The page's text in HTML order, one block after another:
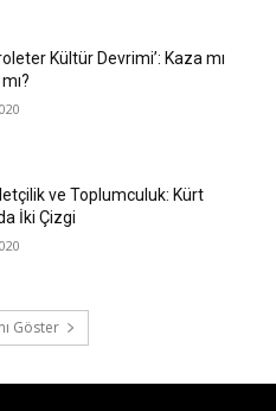
Kültür Devrimi’: Kaza mı
ve Toplumculuk: Kürt
İki Çizgi
Göster